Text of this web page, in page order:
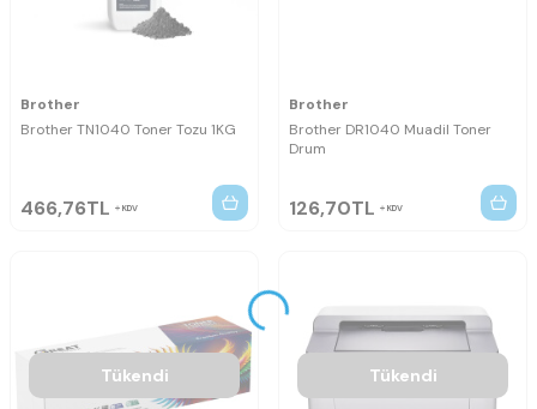
Brother
Brother TN1040 Toner Tozu 1KG
466,76TL KDV
Brother
Brother DR1040 Muadil Toner
Drum
126,70TL KDV
Tükendi Tükendi